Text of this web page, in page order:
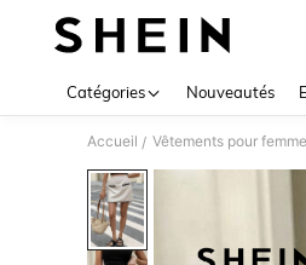
Catégories Nouveautés
Accueil / Vêtements pour